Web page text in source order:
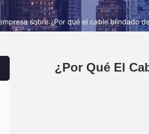
sobre ¿Por qué el cable blindado
¿Por Qué El